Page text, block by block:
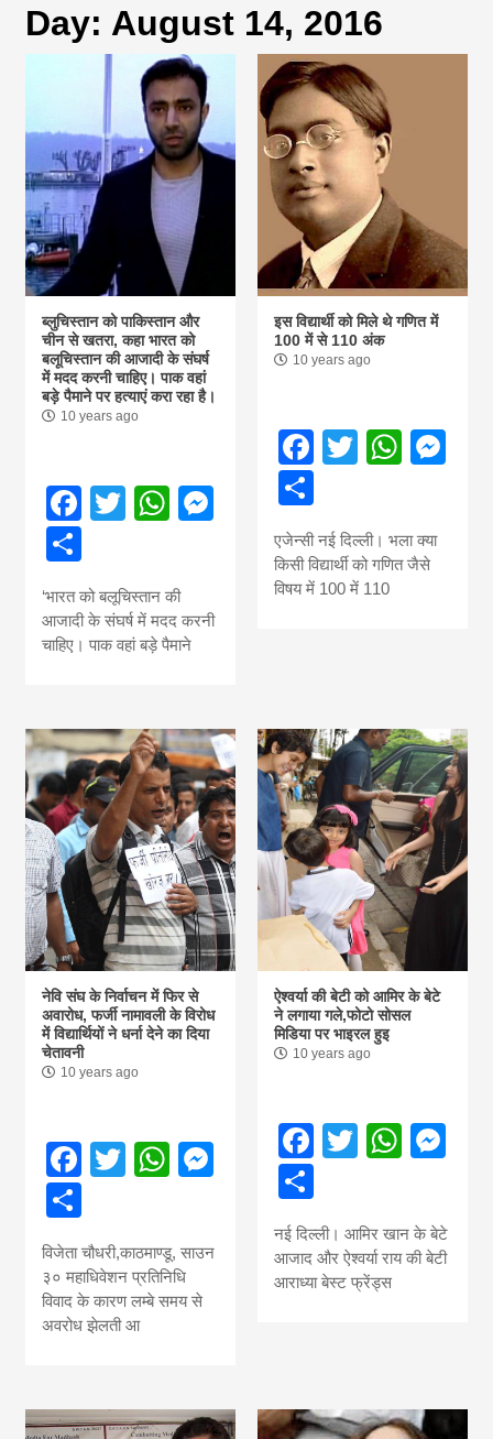
magazine of
Nepal brings
news in hindi
from
news,
khabar
Day: August 14, 2016
ब्लुचिस्तान को पाकिस्तान और
चीन से खतरा, कहा भारत को
बलूचिस्तान की आजादी के संघर्ष
में मदद करनी चाहिए। पाक वहां
बड़े पैमाने पर हत्याएं करा रहा है।
10 years ago
Facebook
TwitterWhatsApp
Messenger
‘भारत को बलूचिस्तान की
आजादी के संघर्ष में मदद करनी
चाहिए। पाक वहां बड़े पैमाने
इस विद्यार्थी को मिले थे गणित में
100 में से 110 अंक
10 years ago
Facebook
Twitter
Share
एजेन्सी नई दिल्ली। भला क्या
किसी विद्यार्थी को गणित जैसे
विषय में 100 में 110
नेवि संघ के निर्वाचन में फिर से
अवारोध, फर्जी नामावली के विरोध
में विद्यार्थियों ने धर्ना देने का दिया
चेतावनी
10 years ago
Facebook
TwitterWhatsApp
Messenger
विजेता चौधरी,काठमाण्डू, साउन
३० महाधिवेशन प्रतिनिधि
विवाद के कारण लम्बे समय से
अवरोध झेलती आ
ऐश्वर्या की बेटी को आमिर के बेटे
ने लगाया गले,फोटो सोसल
मिडिया पर भाइरल हुइ
10 years ago
Facebook
Twitter
Share
नई दिल्ली। आमिर खान के बेटे
आजाद और ऐश्वर्या राय की बेटी
आराध्या बेस्ट फ्रेंड्स